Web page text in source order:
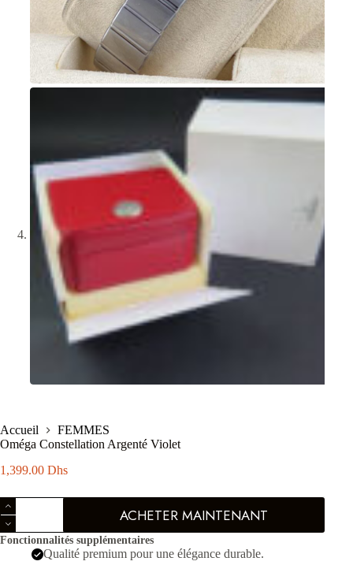
Accueil
FEMMES
Oméga Constellation Argenté Violet
1,399.00 Dhs
quantité
de
Oméga
Constellation
Argenté
ACHETER MAINTENANT
Fonctionnalités supplémentaires
Qualité premium pour une élégance durable.